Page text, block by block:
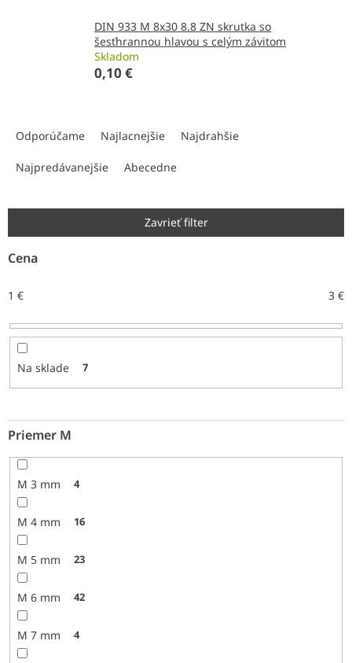
DIN 933 M 8x30 8.8 ZN skrutka so
šesťhrannou hlavou s celým závitom
Skladom
0,10 €
i
p
r
d
u
k
t
Odporúčame Najlacnejšie Najdrahšie
Najpredávanejšie Abecedne
Zavrieť filter
Cena
1 € 3 €
Na sklade 7
Priemer M
M 3 mm 4
M 4 mm 16
M 5 mm 23
M 6 mm 42
M 7 mm 4